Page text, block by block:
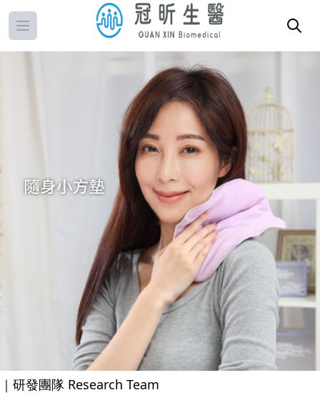
Open main menu
｜研發團隊 Research Team